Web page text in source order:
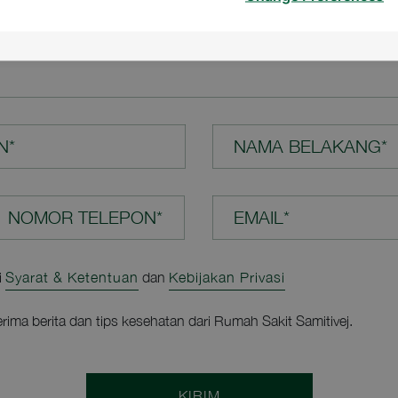
NAMA BELAKANG*
EMAIL*
Syarat & Ketentuan dan Kebijakan Privasi
berita dan tips kesehatan dari Rumah Sakit Samitivej.